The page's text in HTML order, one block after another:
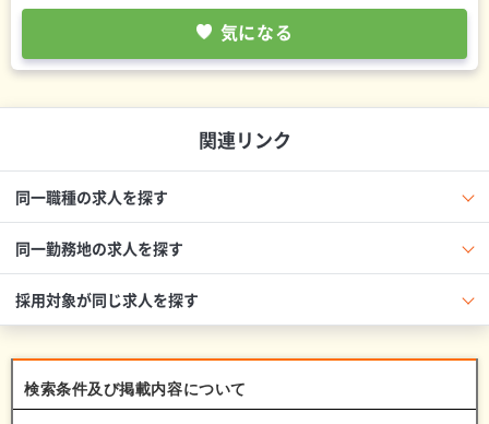
気になる
関連リンク
同一職種の求人を探す
同一勤務地の求人を探す
採用対象が同じ求人を探す
検索条件及び掲載内容について